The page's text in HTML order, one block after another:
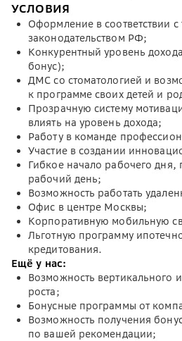
УСЛОВИЯ
Оформление в соответствии с
законодательством РФ;
Конкурентный уровень
бонус);
ДМС со стоматологией и
к программе своих детей и
Прозрачную систему
влиять на уровень дохода;
Работу в команде
Участие в создании
Гибкое начало рабочего
рабочий день;
Возможность работать
Офис в центре Москвы;
Корпоративную мобильную
Льготную программу
кредитования.
Ещё у нас:
Возможность вертикального
роста;
Бонусные программы от
Возможность получения
по вашей рекомендации;